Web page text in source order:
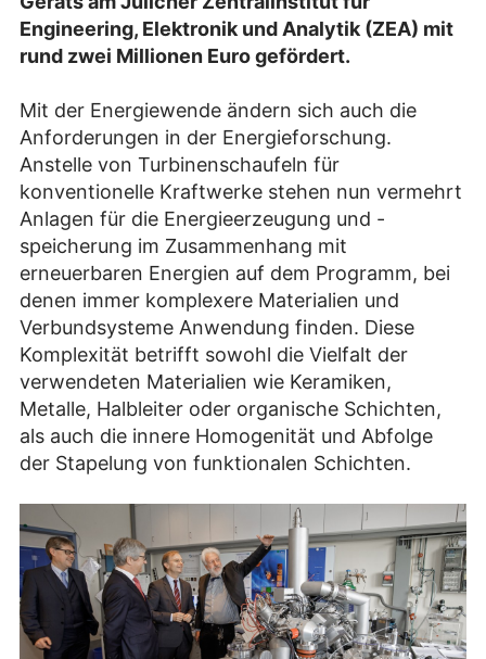
Engineering, Elektronik und Analytik (ZEA) mit
rund zwei Millionen Euro gefördert.
Mit der Energiewende ändern sich auch die
Anforderungen in der Energieforschung.
Anstelle von Turbinenschaufeln für
konventionelle Kraftwerke stehen nun vermehrt
Anlagen für die Energieerzeugung und -
speicherung im Zusammenhang mit
erneuerbaren Energien auf dem Programm, bei
denen immer komplexere Materialien und
Verbundsysteme Anwendung finden. Diese
Komplexität betrifft sowohl die Vielfalt der
verwendeten Materialien wie Keramiken,
Metalle, Halbleiter oder organische Schichten,
als auch die innere Homogenität und Abfolge
der Stapelung von funktionalen Schichten.